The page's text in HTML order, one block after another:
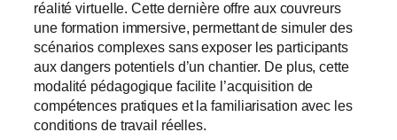
réalité virtuelle. Cette dernière offre aux couvreurs
une formation immersive, permettant de simuler des
scénarios complexes sans exposer les participants
aux dangers potentiels d’un chantier. De plus, cette
modalité pédagogique facilite l’acquisition de
compétences pratiques et la familiarisation avec les
conditions de travail réelles.